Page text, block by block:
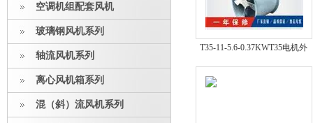
空调机组配套风机
玻璃钢风机系列
轴流风机系列
离心风机箱系列
混（斜）流风机系列
T35-11-5.6-0.37KWT35电机外
置轴流风机 喷漆风机